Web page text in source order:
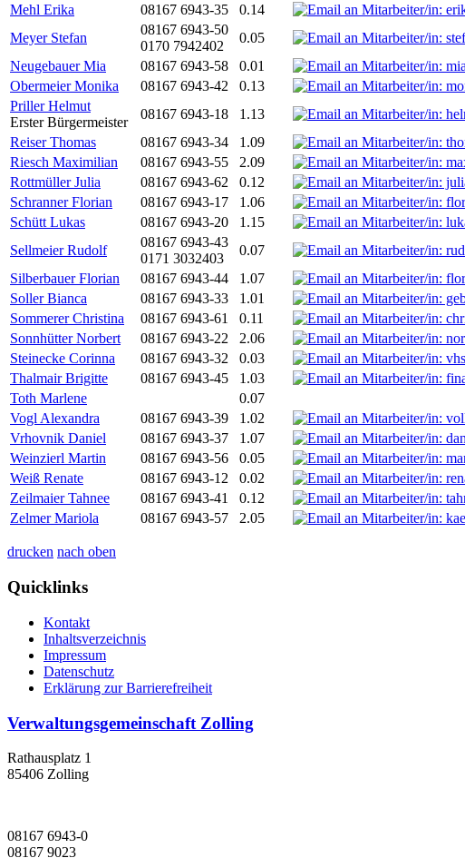
Mehl Erika
08167 6943-35 0.14
Meyer Stefan
08167 6943-50
0170 7942402
0.05
Neugebauer Mia
08167 6943-58 0.01
Obermeier Monika
08167 6943-42 0.13
Priller Helmut
Erster Bürgermeister
08167 6943-18 1.13
Reiser Thomas
08167 6943-34 1.09
Riesch Maximilian
08167 6943-55 2.09
Rottmüller Julia
08167 6943-62 0.12
Schranner Florian
08167 6943-17 1.06
Schütt Lukas
08167 6943-20 1.15
Sellmeier Rudolf
08167 6943-43
0171 3032403
0.07
Silberbauer Florian
08167 6943-44 1.07
Soller Bianca
08167 6943-33 1.01
Sommerer Christina
08167 6943-61 0.11
Sonnhütter Norbert
08167 6943-22 2.06
Steinecke Corinna
08167 6943-32 0.03
Thalmair Brigitte
08167 6943-45 1.03
Toth Marlene
0.07
Vogl Alexandra
08167 6943-39 1.02
Vrhovnik Daniel
08167 6943-37 1.07
Weinzierl Martin
08167 6943-56 0.05
Weiß Renate
08167 6943-12 0.02
Zeilmaier Tahnee
08167 6943-41 0.12
Zelmer Mariola
08167 6943-57 2.05
drucken nach oben
Quicklinks
Kontakt
Inhaltsverzeichnis
Impressum
Datenschutz
Erklärung zur Barrierefreiheit
Verwaltungsgemeinschaft Zolling
Rathausplatz 1
85406 Zolling
08167 6943-0
08167 9023